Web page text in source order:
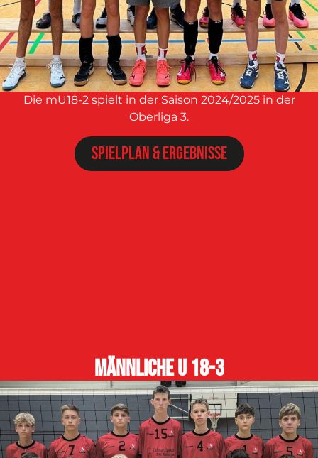
Die mU18-2 spielt in der Saison 2024/2025 in der
Oberliga 3.
Spielplan & Ergebnisse
männliche U 18-3